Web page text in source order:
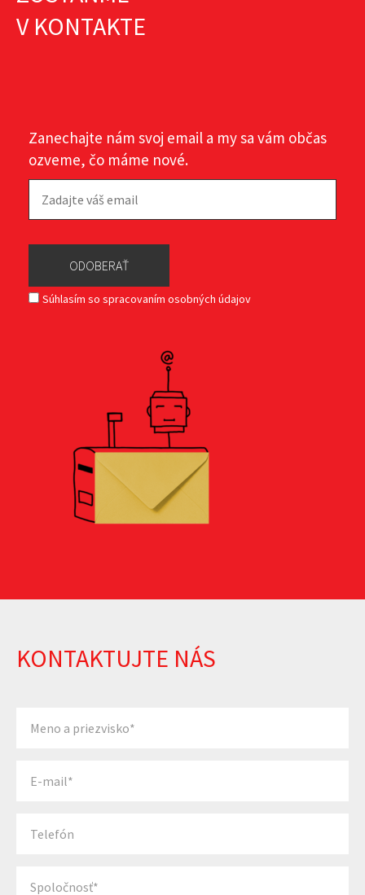
ZOSTAŇME
Zanechajte nám svoj email a my sa vám občas
ozveme, čo máme nové.